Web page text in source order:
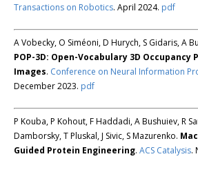
Transactions on Robotics. April 2024. pdf
A Vobecky, O Siméoni, D Hurych, S Gidaris, A
POP-3D: Open-Vocabulary 3D
Images. Conference on Neural Information
December 2023. pdf
P Kouba, P Kohout, F Haddadi, A Bushuiev, R
Damborsky, T Pluskal, J Sivic, S Mazurenko.
Guided Protein Engineering. ACS Catalysis.